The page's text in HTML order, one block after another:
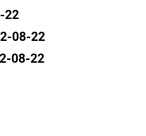
22
08-22
08-22